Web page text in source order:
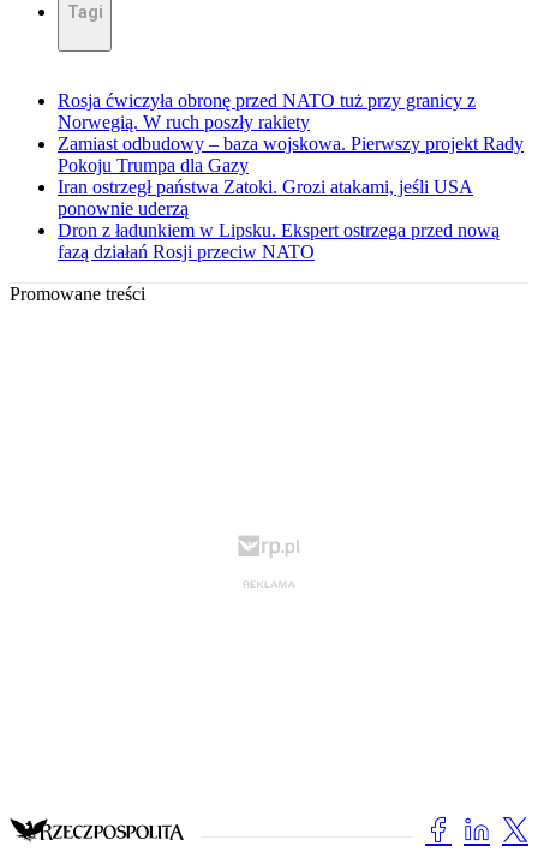
Tagi
Rosja ćwiczyła obronę przed NATO tuż przy granicy z
Norwegią. W ruch poszły rakiety
Zamiast odbudowy – baza wojskowa. Pierwszy projekt Rady
Pokoju Trumpa dla Gazy
Iran ostrzegł państwa Zatoki. Grozi atakami, jeśli USA
ponownie uderzą
Dron z ładunkiem w Lipsku. Ekspert ostrzega przed nową
fazą działań Rosji przeciw NATO
Promowane treści